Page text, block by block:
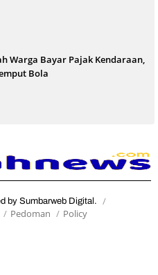
Warga Bayar Pajak Kendaraan,
Bola
by Sumbarweb Digital.
Pedoman Policy